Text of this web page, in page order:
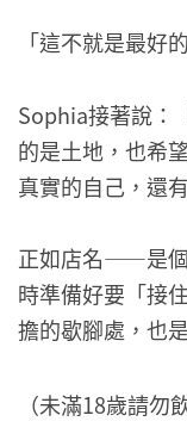
「這不就是最好
Sophia接著說：
的是土地，也希
真實的自己，還
正如店名——是
時準備好要「接
擔的歇腳處，也
（未滿18歲請勿